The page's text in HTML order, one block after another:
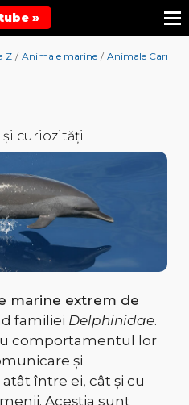
»
Z / Animale marine / Animale
curiozități
marine extrem de
familiei Delphinidae.
comportamentul lor
și
între ei, cât și cu
Aceștia sunt